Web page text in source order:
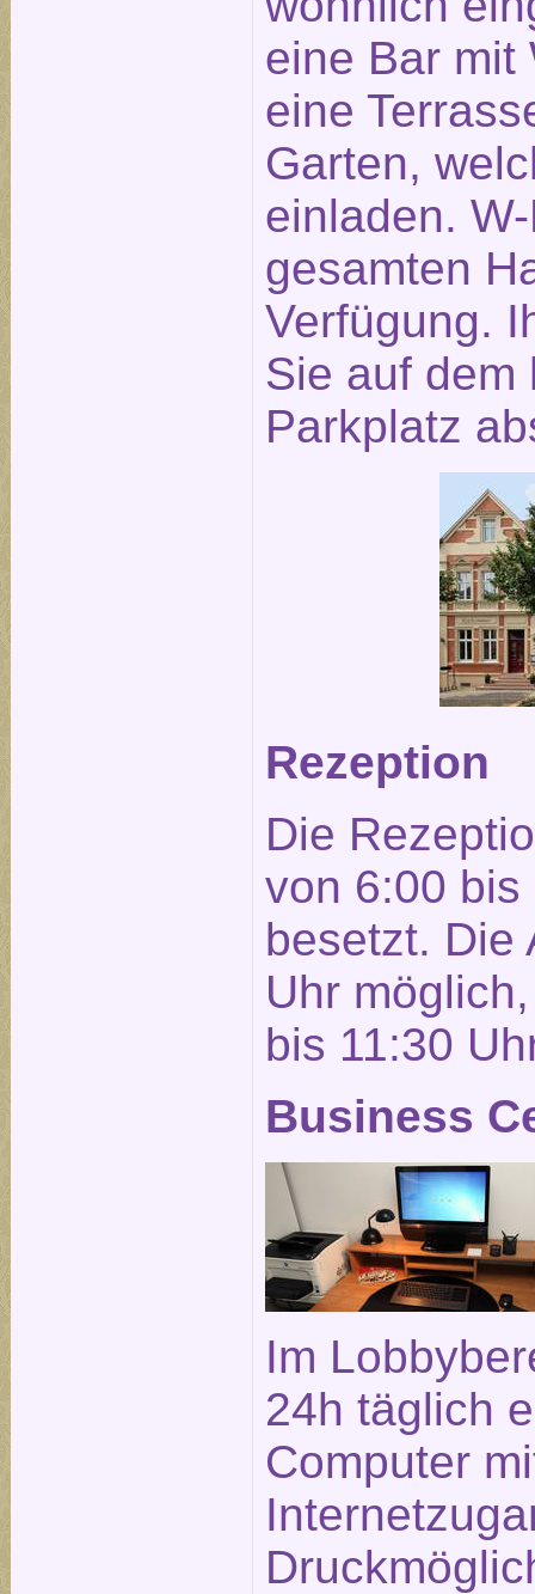
eine Bar mit
eine
Garten,
einladen.
gesamten
Verfügung.
Sie auf dem
Parkplatz
Rezeption
Die
von 6:00
besetzt. Die
Uhr
bis 11:30
Business
Im
24h täglich
Computer